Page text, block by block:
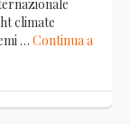
climate
… Continua a